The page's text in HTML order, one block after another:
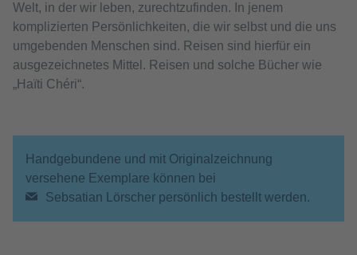
Welt, in der wir leben, zurechtzufinden. In jenem
komplizierten Persönlichkeiten, die wir selbst und die uns
umgebenden Menschen sind. Reisen sind hierfür ein
ausgezeichnetes Mittel. Reisen und solche Bücher wie
„Haïti Chéri“.
Handgebundene und mit Originalzeichnung
versehene Exemplare können bei
Sebsatian Lörscher persönlich bestellt werden.